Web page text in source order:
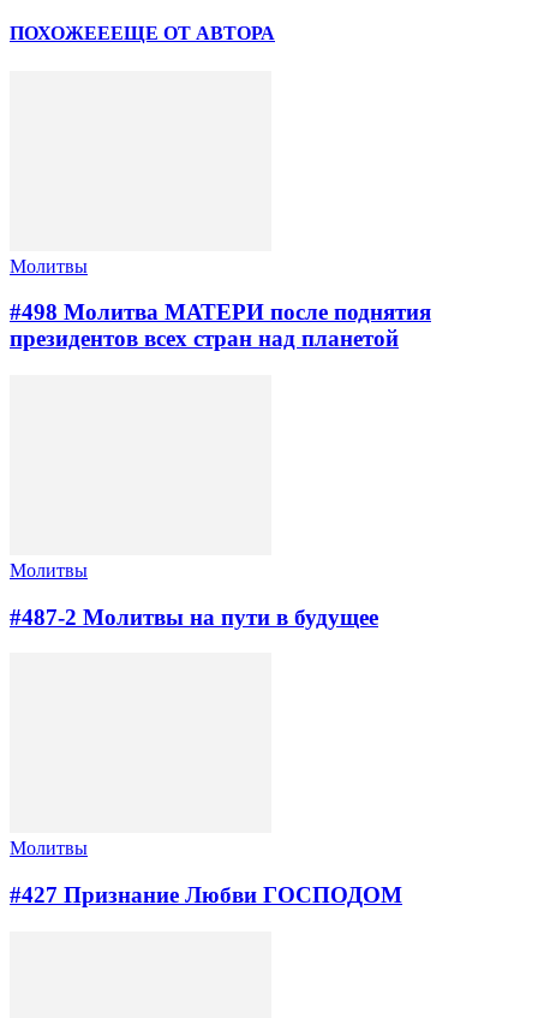
ПОХОЖЕЕЕЩЕ ОТ АВТОРА
Молитвы
#498 Молитва МАТЕРИ после поднятия
президентов всех стран над планетой
Молитвы
#487-2 Молитвы на пути в будущее
Молитвы
#427 Признание Любви ГОСПОДОМ